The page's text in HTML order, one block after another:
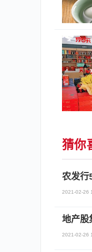
猜你
农发行
2021-02-26
地产股
2021-02-26